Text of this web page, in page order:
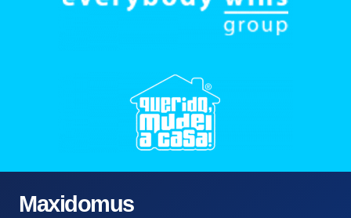
Maxidomus